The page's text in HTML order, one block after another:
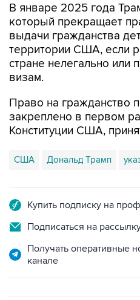
В январе 2025 года
который прекращает
выдачи гражданства
территории США, если
стране нелегально или
визам.
Право на гражданство
закреплено в первом
Конституции США,
США Дональд Трамп
Купить подписку на
Подписаться на
Получать оперативные
канале